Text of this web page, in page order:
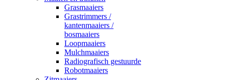
Grasmaaiers
Grastrimmers /
kantenmaaiers /
bosmaaiers
Loopmaaiers
Mulchmaaiers
Radiografisch gestuurde
Robotmaaiers